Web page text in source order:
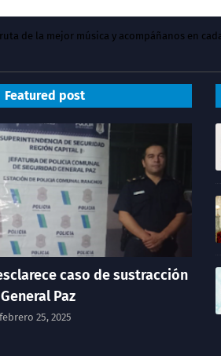
de la mejor música y acompáñanos en
Featured post
caso de sustracción
Paz
febrero 25, 2025